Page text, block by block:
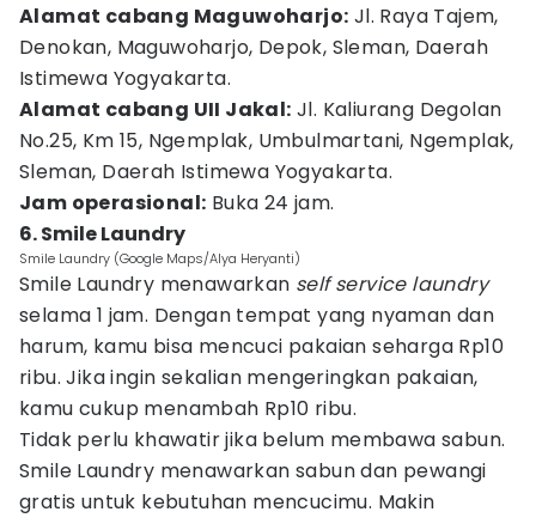
Alamat cabang Maguwoharjo: Jl. Raya Tajem,
Denokan, Maguwoharjo, Depok, Sleman, Daerah
Istimewa Yogyakarta.
Alamat cabang UII Jakal: Jl. Kaliurang Degolan
No.25, Km 15, Ngemplak, Umbulmartani, Ngemplak,
Sleman, Daerah Istimewa Yogyakarta.
Jam operasional: Buka 24 jam.
6. Smile Laundry
Smile Laundry (Google Maps/Alya Heryanti)
Smile Laundry menawarkan self service laundry
selama 1 jam. Dengan tempat yang nyaman dan
harum, kamu bisa mencuci pakaian seharga Rp10
ribu. Jika ingin sekalian mengeringkan pakaian,
kamu cukup menambah Rp10 ribu.
Tidak perlu khawatir jika belum membawa sabun.
Smile Laundry menawarkan sabun dan pewangi
gratis untuk kebutuhan mencucimu. Makin